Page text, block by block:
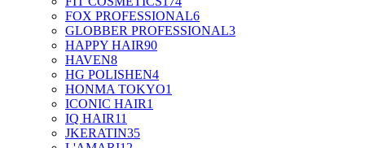
FOX PROFESSIONAL6
GLOBBER PROFESSIONAL3
HAPPY HAIR90
HAVEN8
HG POLISHEN4
HONMA TOKYO1
ICONIC HAIR1
IQ HAIR11
JKERATIN35